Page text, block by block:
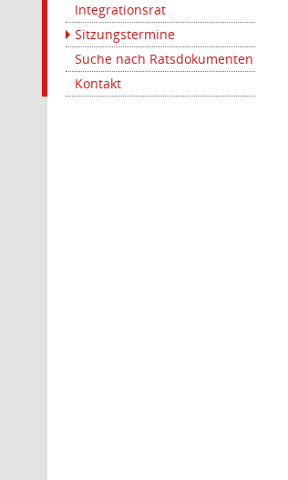
Integrationsrat
Sitzungstermine
Suche nach Ratsdokumenten
Kontakt